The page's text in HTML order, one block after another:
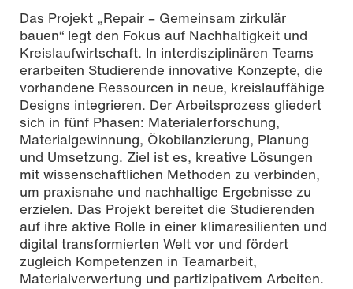
Das Projekt „Repair – Gemeinsam zirkulär
bauen“ legt den Fokus auf Nachhaltigkeit und
Kreislaufwirtschaft. In interdisziplinären Teams
erarbeiten Studierende innovative Konzepte, die
vorhandene Ressourcen in neue, kreislauffähige
Designs integrieren. Der Arbeitsprozess gliedert
sich in fünf Phasen: Materialerforschung,
Materialgewinnung, Ökobilanzierung, Planung
und Umsetzung. Ziel ist es, kreative Lösungen
mit wissenschaftlichen Methoden zu verbinden,
um praxisnahe und nachhaltige Ergebnisse zu
erzielen. Das Projekt bereitet die Studierenden
auf ihre aktive Rolle in einer klimaresilienten und
digital transformierten Welt vor und fördert
zugleich Kompetenzen in Teamarbeit,
Materialverwertung und partizipativem Arbeiten.